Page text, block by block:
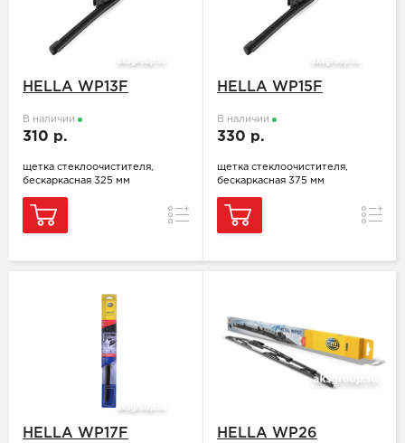
HELLA WP13F
В наличии
310 р.
щетка стеклоочистителя,
бескаркасная 325 мм
Сравнение
HELLA WP15F
В наличии
330 р.
щетка стеклоочистителя,
бескаркасная 375 мм
HELLA WP17F HELLA WP26